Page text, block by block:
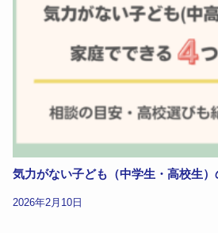
気力がない子ども（中学生・高校生
2026年2月10日